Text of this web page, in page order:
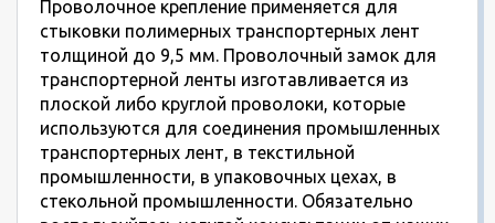
Проволочное крепление применяется для
стыковки полимерных транспортерных лент
толщиной до 9,5 мм. Проволочный замок для
транспортерной ленты изготавливается из
плоской либо круглой проволоки, которые
используются для соединения промышленных
транспортерных лент, в текстильной
промышленности, в упаковочных цехах, в
стекольной промышленности. Обязательно